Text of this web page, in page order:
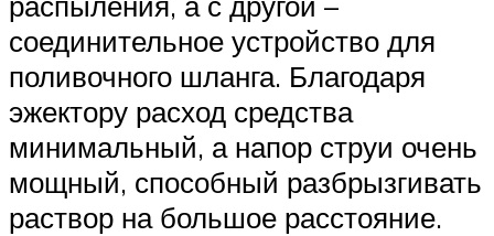
соединительное устройство для
поливочного шланга. Благодаря
эжектору расход средства
минимальный, а напор струи очень
мощный, способный разбрызгивать
раствор на большое расстояние.